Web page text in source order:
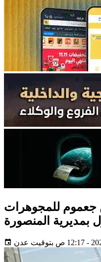
جعموم للمجوهرات
بمديرية المنصورة